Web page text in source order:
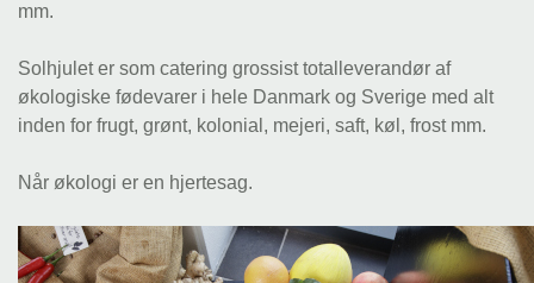
mm.
Solhjulet er som catering grossist totalleverandør af
økologiske fødevarer i hele Danmark og Sverige med alt
inden for frugt, grønt, kolonial, mejeri, saft, køl, frost mm.
Når økologi er en hjertesag.